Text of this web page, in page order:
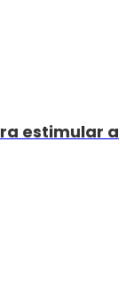
estimular a